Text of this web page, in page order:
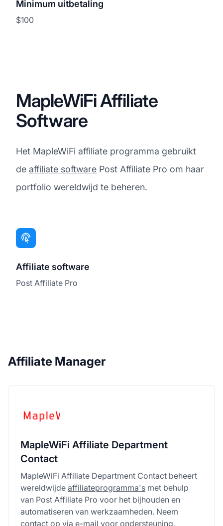
Minimum uitbetaling
$100
MapleWiFi Affiliate
Software
Het MapleWiFi affiliate programma gebruikt
de affiliate software Post Affiliate Pro om haar
portfolio wereldwijd te beheren.
Affiliate software
Post Affiliate Pro
Affiliate Manager
MapleWiFi Affiliate Department
Contact
MapleWiFi Affiliate Department Contact beheert
wereldwijde affiliateprogramma's met behulp
van Post Affiliate Pro voor het bijhouden en
automatiseren van werkzaamheden. Neem
contact op via e-mail voor ondersteuning.